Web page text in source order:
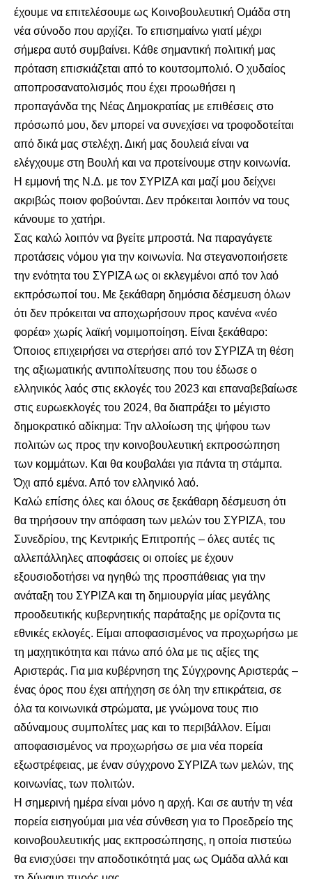
έχουμε να επιτελέσουμε ως Κοινοβουλευτική Ομάδα στη
νέα σύνοδο που αρχίζει. Το επισημαίνω γιατί μέχρι
σήμερα αυτό συμβαίνει. Κάθε σημαντική πολιτική μας
πρόταση επισκιάζεται από το κουτσομπολιό. Ο χυδαίος
αποπροσανατολισμός που έχει προωθήσει η
προπαγάνδα της Νέας Δημοκρατίας με επιθέσεις στο
πρόσωπό μου, δεν μπορεί να συνεχίσει να τροφοδοτείται
από δικά μας στελέχη. Δική μας δουλειά είναι να
ελέγχουμε στη Βουλή και να προτείνουμε στην κοινωνία.
Η εμμονή της Ν.Δ. με τον ΣΥΡΙΖΑ και μαζί μου δείχνει
ακριβώς ποιον φοβούνται. Δεν πρόκειται λοιπόν να τους
κάνουμε το χατήρι.
Σας καλώ λοιπόν να βγείτε μπροστά. Να παραγάγετε
προτάσεις νόμου για την κοινωνία. Να στεγανοποιήσετε
την ενότητα του ΣΥΡΙΖΑ ως οι εκλεγμένοι από τον λαό
εκπρόσωποί του. Με ξεκάθαρη δημόσια δέσμευση όλων
ότι δεν πρόκειται να αποχωρήσουν προς κανένα «νέο
φορέα» χωρίς λαϊκή νομιμοποίηση. Είναι ξεκάθαρο:
Όποιος επιχειρήσει να στερήσει από τον ΣΥΡΙΖΑ τη θέση
της αξιωματικής αντιπολίτευσης που του έδωσε ο
ελληνικός λαός στις εκλογές του 2023 και επαναβεβαίωσε
στις ευρωεκλογές του 2024, θα διαπράξει το μέγιστο
δημοκρατικό αδίκημα: Την αλλοίωση της ψήφου των
πολιτών ως προς την κοινοβουλευτική εκπροσώπηση
των κομμάτων. Και θα κουβαλάει για πάντα τη στάμπα.
Όχι από εμένα. Από τον ελληνικό λαό.
Καλώ επίσης όλες και όλους σε ξεκάθαρη δέσμευση ότι
θα τηρήσουν την απόφαση των μελών του ΣΥΡΙΖΑ, του
Συνεδρίου, της Κεντρικής Επιτροπής – όλες αυτές τις
αλλεπάλληλες αποφάσεις οι οποίες με έχουν
εξουσιοδοτήσει να ηγηθώ της προσπάθειας για την
ανάταξη του ΣΥΡΙΖΑ και τη δημιουργία μίας μεγάλης
προοδευτικής κυβερνητικής παράταξης με ορίζοντα τις
εθνικές εκλογές. Είμαι αποφασισμένος να προχωρήσω με
τη μαχητικότητα και πάνω από όλα με τις αξίες της
Αριστεράς. Για μια κυβέρνηση της Σύγχρονης Αριστεράς –
ένας όρος που έχει απήχηση σε όλη την επικράτεια, σε
όλα τα κοινωνικά στρώματα, με γνώμονα τους πιο
αδύναμους συμπολίτες μας και το περιβάλλον. Είμαι
αποφασισμένος να προχωρήσω σε μια νέα πορεία
εξωστρέφειας, με έναν σύγχρονο ΣΥΡΙΖΑ των μελών, της
κοινωνίας, των πολιτών.
Η σημερινή ημέρα είναι μόνο η αρχή. Και σε αυτήν τη νέα
πορεία εισηγούμαι μια νέα σύνθεση για το Προεδρείο της
κοινοβουλευτικής μας εκπροσώπησης, η οποία πιστεύω
θα ενισχύσει την αποδοτικότητά μας ως Ομάδα αλλά και